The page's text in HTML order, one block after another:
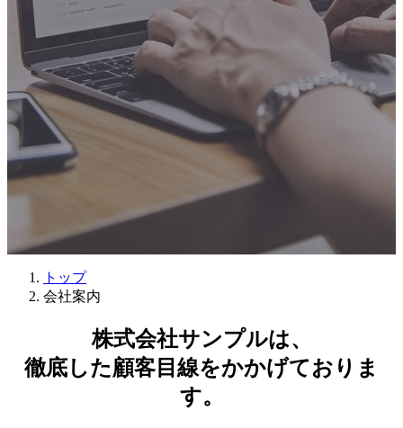
トップ
会社案内
株式会社サンプルは、
徹底した顧客目線をかかげておりま
す。